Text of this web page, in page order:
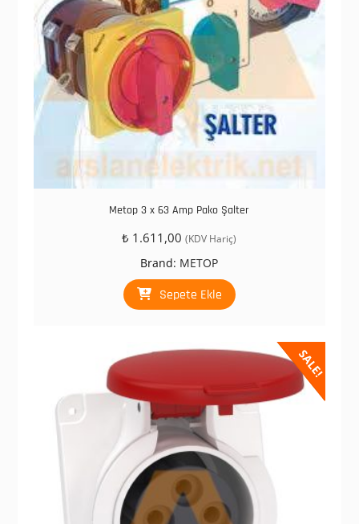
Metop 3 x 63 Amp Pako Şalter
₺ 1.611,00 (KDV Hariç)
Brand: METOP
Sepete Ekle
SALE!